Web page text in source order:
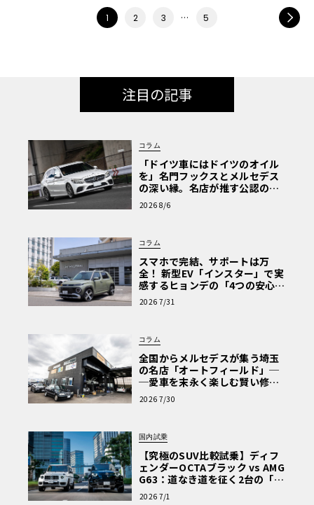
1 2 3 … 5
注目の記事
コラム
「ドイツ車にはドイツのオイル
を」名門フックスとメルセデス
の深い縁。名店が推す公認の安
心と、Cクラスで味わうシルキー
な走り〈PR〉
2026 8/6
コラム
スマホで完結、サポートは万
全！ 新型EV「インスター」で実
感するヒョンデの「4つの安心」
【第1回・ヒョンデ6つの疑問：
Why? Hyundai?】〈PR〉
2026 7/31
コラム
全国からメルセデスが集う埼玉
の名店「オートフィールド」─
─愛車を末永く楽しむ賢い修理
術と、プロがフックス製オイル
を選ぶ理由〈PR〉
2026 7/30
国内試乗
【究極のSUV比較試乗】ディフ
ェンダーOCTAブラック vs AMG
G63：道なき道を征く2台の「対
極的アプローチ」
2026 7/1